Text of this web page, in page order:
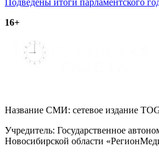
16+
Название СМИ: cетевое издание
Учредитель: Государственное
Новосибирской области